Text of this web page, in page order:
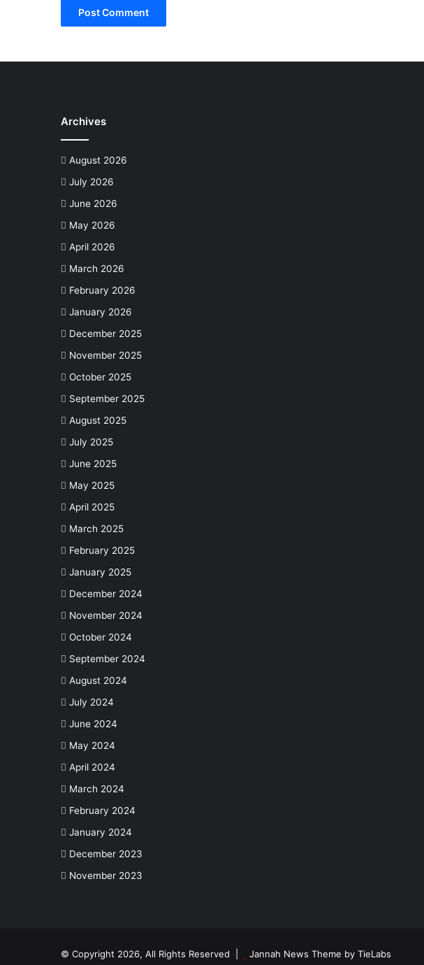
Archives
August 2026
July 2026
June 2026
May 2026
April 2026
March 2026
February 2026
January 2026
December 2025
November 2025
October 2025
September 2025
August 2025
July 2025
June 2025
May 2025
April 2025
March 2025
February 2025
January 2025
December 2024
November 2024
October 2024
September 2024
August 2024
July 2024
June 2024
May 2024
April 2024
March 2024
February 2024
January 2024
December 2023
November 2023
© Copyright 2026, All Rights Reserved | Jannah News Theme by TieLabs